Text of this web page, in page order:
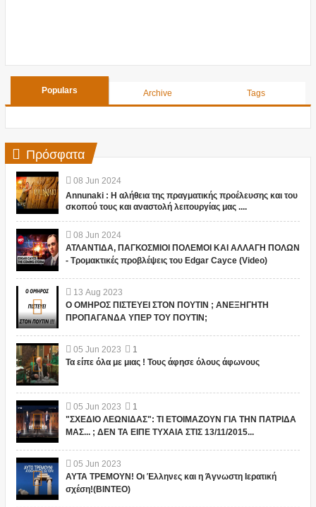
Populars Archive Tags
Πρόσφατα
08 Jun 2024
Annunaki : Η αλήθεια της πραγματικής προέλευσης και του
σκοπού τους και αναστολή λειτουργίας μας ....
08 Jun 2024
ΑΤΛΑΝΤΙΔΑ, ΠΑΓΚΟΣΜΙΟΙ ΠΟΛΕΜΟΙ ΚΑΙ ΑΛΛΑΓΗ ΠΟΛΩΝ
- Τρομακτικές προβλέψεις του Edgar Cayce (Video)
13 Aug 2023
Ο ΟΜΗΡΟΣ ΠΙΣΤΕΥΕΙ ΣΤΟΝ ΠΟΥΤΙΝ ; ΑΝΕΞΗΓΗΤΗ
ΠΡΟΠΑΓΑΝΔΑ ΥΠΕΡ ΤΟΥ ΠΟΥΤΙΝ;
05 Jun 2023
1
Τα είπε όλα με μιας ! Τους άφησε όλους άφωνους
05 Jun 2023
1
"ΣΧΕΔΙΟ ΛΕΩΝΙΔΑΣ": ΤΙ ΕΤΟΙΜΑΖΟΥΝ ΓΙΑ ΤΗΝ ΠΑΤΡΙΔΑ
ΜΑΣ... ; ΔΕΝ ΤΑ ΕΙΠΕ ΤΥΧΑΙΑ ΣΤΙΣ 13/11/2015...
05 Jun 2023
ΑΥΤΑ ΤΡΕΜΟΥΝ! Οι Έλληνες και η Άγνωστη Ιερατική
σχέση!(ΒΙΝΤΕΟ)